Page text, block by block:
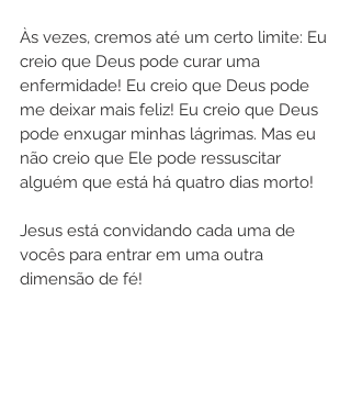
Às vezes, cremos até um certo limite: Eu
creio que Deus pode curar uma
enfermidade! Eu creio que Deus pode
me deixar mais feliz! Eu creio que Deus
pode enxugar minhas lágrimas. Mas eu
não creio que Ele pode ressuscitar
alguém que está há quatro dias morto!
Jesus está convidando cada uma de
vocês para entrar em uma outra
dimensão de fé!